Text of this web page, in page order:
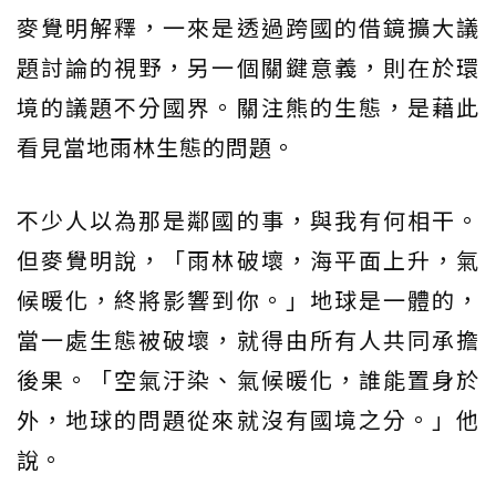
麥覺明解釋，一來是透過跨國的借鏡擴大議
題討論的視野，另一個關鍵意義，則在於環
境的議題不分國界。關注熊的生態，是藉此
看見當地雨林生態的問題。
不少人以為那是鄰國的事，與我有何相干。
但麥覺明說，「雨林破壞，海平面上升，氣
候暖化，終將影響到你。」地球是一體的，
當一處生態被破壞，就得由所有人共同承擔
後果。「空氣汙染、氣候暖化，誰能置身於
外，地球的問題從來就沒有國境之分。」他
說。